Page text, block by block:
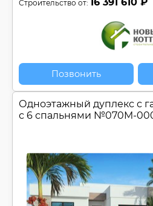
Строительство от:
Позвонить
Одноэтажный дуплекс с
с 6 спальнями №070M-